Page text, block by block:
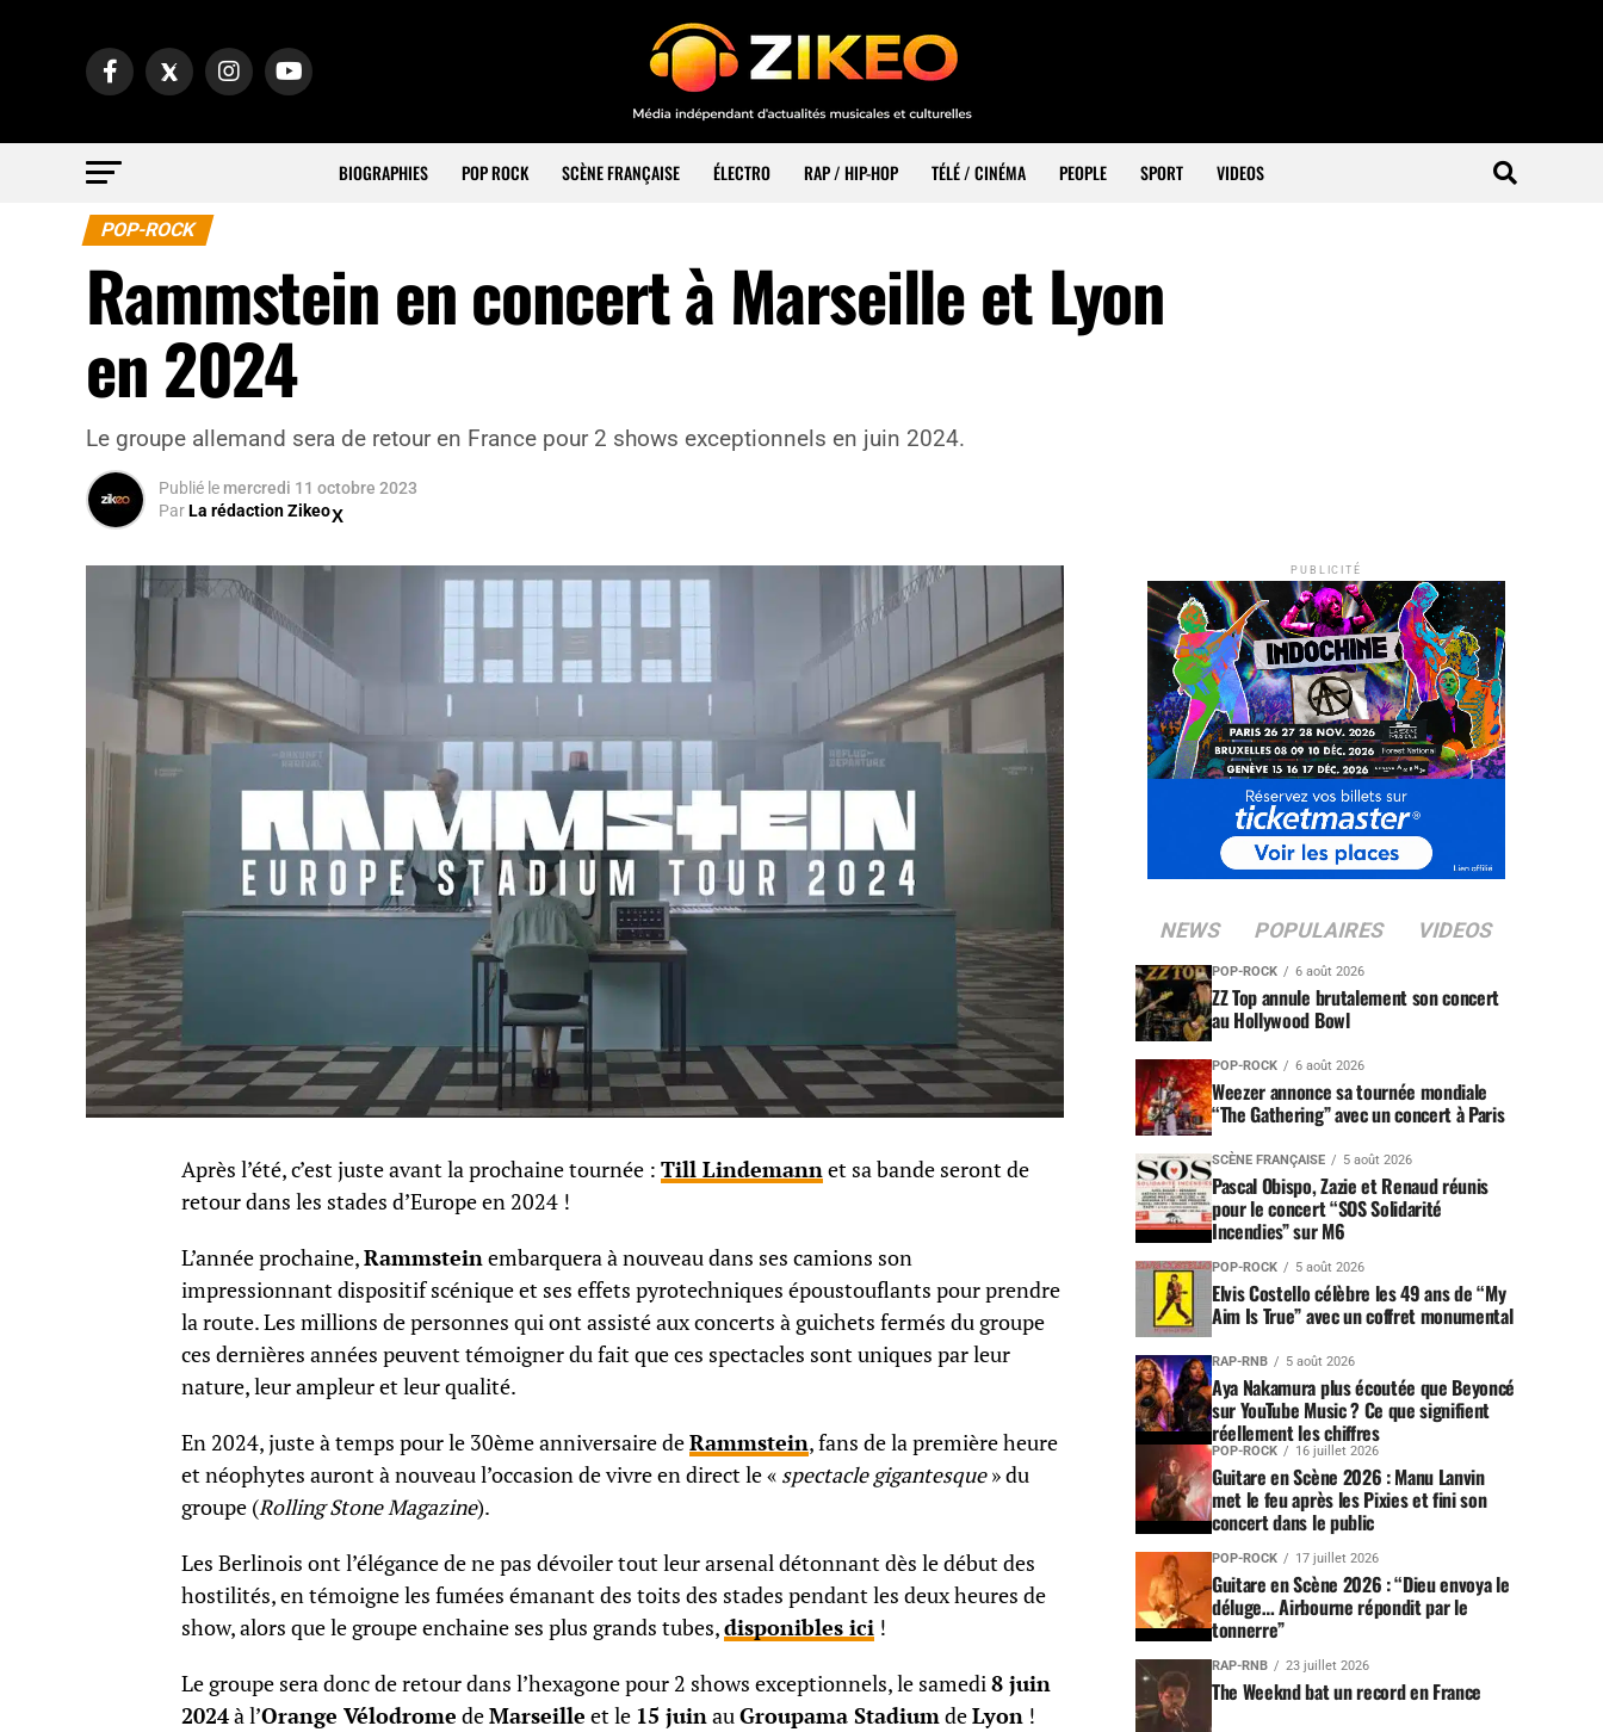
BIOGRAPHIES POP ROCK SCÈNE FRANÇAISE ÉLECTRO RAP / HIP-HOP TÉLÉ / CINÉMA PEOPLE SPORT VIDEOS
POP-ROCK
Rammstein en concert à Marseille et Lyon
en 2024
Le groupe allemand sera de retour en France pour 2 shows exceptionnels en juin 2024.
Publié le mercredi 11 octobre 2023
ParLa rédaction Zikeo
Après l’été, c’est juste avant la prochaine tournée : Till Lindemannet sa bande seront de
retour dans les stades d’Europe en 2024 !
L’année prochaine,Rammsteinembarquera à nouveau dans ses camions son
impressionnant dispositif scénique et ses effets pyrotechniques époustouflants pour prendre
la route. Les millions de personnes qui ont assisté aux concerts à guichets fermés du groupe
ces dernières années peuvent témoigner du fait que ces spectacles sont uniques par leur
nature, leur ampleur et leur qualité.
En 2024, juste à temps pour le 30ème anniversaire deRammstein, fans de la première heure
et néophytes auront à nouveau l’occasion de vivre en direct le « spectacle gigantesque» du
groupe (Rolling Stone Magazine).
Les Berlinois ont l’élégance de ne pas dévoiler tout leur arsenal détonnant dès le début des
hostilités, en témoigne les fumées émanant des toits des stades pendant les deux heures de
show, alors que le groupe enchaine ses plus grands tubes,disponibles ici !
Le groupe sera donc de retour dans l’hexagone pour 2 shows exceptionnels, le samedi8 juin
2024à l’Orange Vélodrome deMarseille et le 15 juinauGroupama StadiumdeLyon !
PUBLICITÉ
NEWS POPULAIRES VIDEOS
POP-ROCK 6 août 2026
ZZ Top annule brutalement son concert
au Hollywood Bowl
POP-ROCK 6 août 2026
Weezer annonce sa tournée mondiale
“The Gathering” avec un concert à Paris
SCÈNE FRANÇAISE 5 août 2026
Pascal Obispo, Zazie et Renaud réunis
pour le concert “SOS Solidarité
Incendies” sur M6
POP-ROCK 5 août 2026
Elvis Costello célèbre les 49 ans de “My
Aim Is True” avec un coffret monumental
RAP-RNB 5 août 2026
Aya Nakamura plus écoutée que Beyoncé
sur YouTube Music ? Ce que signifient
réellement les chiffres
POP-ROCK 16 juillet 2026
Guitare en Scène 2026 : Manu Lanvin
met le feu après les Pixies et fini son
concert dans le public
POP-ROCK 17 juillet 2026
Guitare en Scène 2026 : “Dieu envoya le
déluge… Airbourne répondit par le
tonnerre”
RAP-RNB 23 juillet 2026
The Weeknd bat un record en France